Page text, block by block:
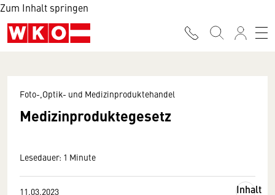
Zum Inhalt springen
Foto-,Optik- und Medizinproduktehandel
Medizinproduktegesetz
Lesedauer: 1 Minute
11.03.2023
Inhalt